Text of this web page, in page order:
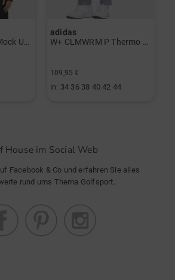
adidas
109,95 €
in: 34 36 38 40 42 44
House im Social Web
Facebook & Co und erfahren Sie alles
rund ums Thema Golfsport.